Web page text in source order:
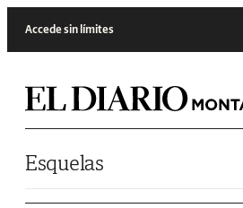
Accede sin límites
Esquelas